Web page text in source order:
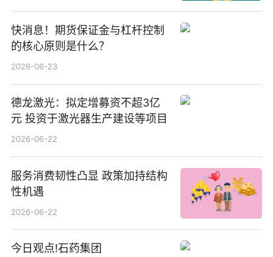
快消息！期货保证金与杠杆控制
的核心原则是什么？
2026-06-23
德龙激光：拟定增募资不超3亿
元 投资于激光器生产建设等项目
2026-06-22
服务消费韧性凸显 政策加持结构
性机遇
2026-06-22
今日观点!石药集团